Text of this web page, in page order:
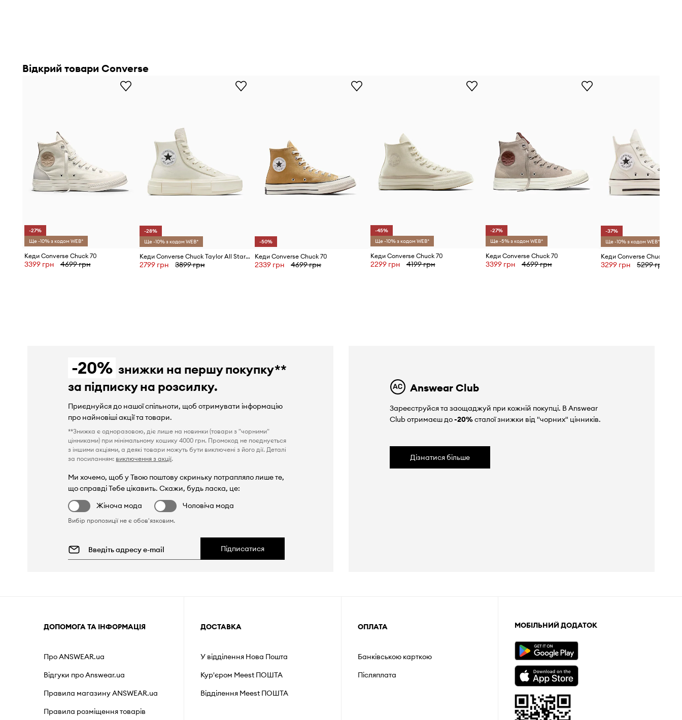
Відкрий товари Converse
-27%
Ще -10% з кодом WEB*
Кеди Converse Chuck 70
3399 грн 4699 грн
-28%
Ще -10% з кодом WEB*
Кеди Converse Chuck Taylor All Star Cruise
2799 грн 3899 грн
-50%
Кеди Converse Chuck 70
2339 грн 4699 грн
-45%
Ще -10% з кодом WEB*
Кеди Converse Chuck 70
2299 грн 4199 грн
-27%
Ще -5% з кодом WEB*
Кеди Converse Chuck 70
3399 грн 4699 грн
-37%
Ще -10% з кодом WEB*
3299 грн 5299 грн
-20% знижки на першу покупку**
за підписку на розсилку.
Приєднуйся до нашої спільноти, щоб отримувати інформацію
про найновіші акції та товари.
**Знижка є одноразовою, діє лише на новинки (товари з "чорними"
цінниками) при мінімальному кошику 4000 грн. Промокод не поєднується
з іншими акціями, а деякі товари можуть бути виключені з його дії. Деталі
за посиланням: виключення з акції.
Ми хочемо, щоб у Твою поштову скриньку потрапляло лише те,
що справді Тебе цікавить. Скажи, будь ласка, це:
Жіноча мода
Чоловіча мода
Вибір пропозиції не є обов'язковим.
Підписатися
Answear Club
Зареєструйся та заощаджуй при кожній покупці. В Answear
Club отримаєш до-20%сталої знижки від "чорних" цінників.
Дізнатися більше
ДОПОМОГА ТА ІНФОРМАЦІЯ
Про ANSWEAR.ua
Відгуки про Answear.ua
Правила магазину ANSWEAR.ua
Правила розміщення товарів
ДОСТАВКА
У відділення Нова Пошта
Кур'єром Meest ПОШТА
Відділення Мeest ПОШТА
ОПЛАТА
Банківською карткою
Післяплата
МОБІЛЬНИЙ ДОДАТОК